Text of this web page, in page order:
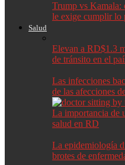
Trump vs Kamala:
le exige cumplir lo
Salud
Elevan a RD$1.3
de tránsito en el
Las infecciones
de las afecciones
La importancia de
salud en RD
La epidemiología
brotes de